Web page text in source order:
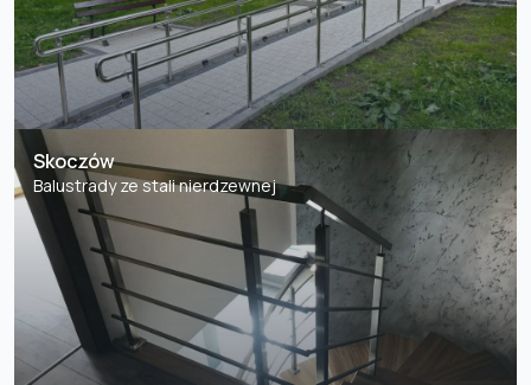
Skoczów
Balustrady ze stali nierdzewnej